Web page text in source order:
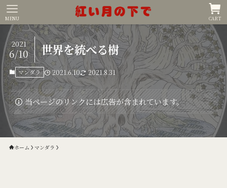
CART
MENU
世界を統べる樹
2021
6/10
マンダラ 2021.6.10 2021.8.31
当ページのリンクには広告が含まれています。
ホーム マンダラ